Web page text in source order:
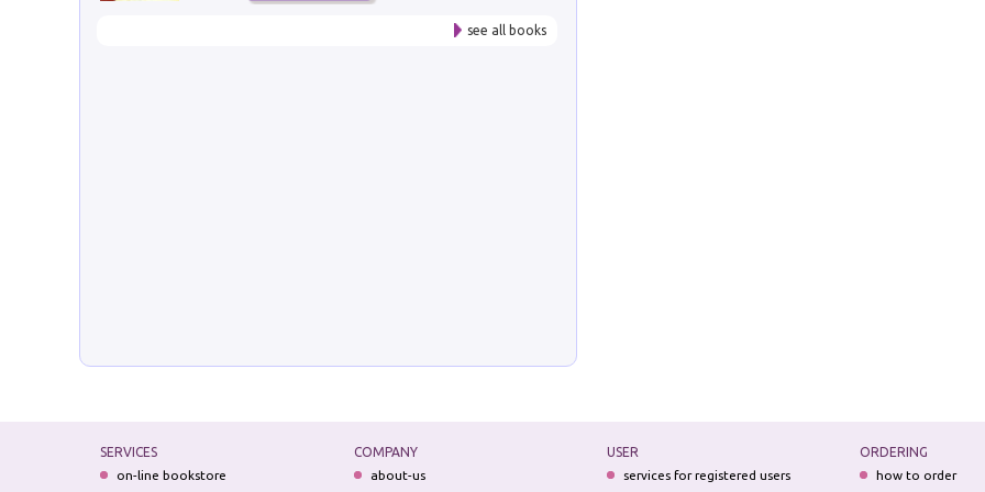
see all books
SERVICES
on-line bookstore
COMPANY
about-us
USER
services for registered users
ORDERING
how to order